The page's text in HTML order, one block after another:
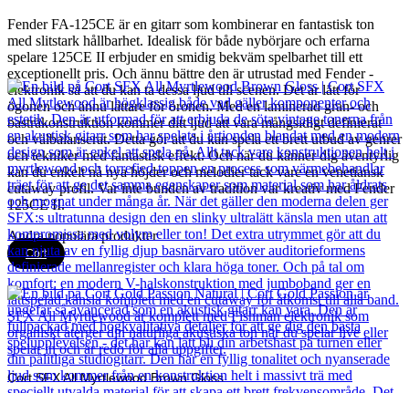
Fender FA-125CE är en gitarr som kombinerar en fantastisk ton
med slitstark hållbarhet. Idealisk för både nybörjare och erfarna
spelare 125CE II erbjuder en smidig bekväm spelbarhet till ett
exceptionellt pris. Och ännu bättre den är utrustad med Fender -
elektronik så att du kan ta dessa ljud till scenen. Det är lätt för
ögonen och ännu lättare för öronen. Med en laminerad gran- och
basträkonstruktion kommer ditt ljud att vara mångsidigt definierat
och välbalanserat. Detta gör att du kan spela ett brett utbud av genrer
och tekniker med fantastisk effekt. Och när du känner dig äventyrlig
kan du enkelt nå nya höjder och melodier tack vare en venetiansk
cutaway profil. Var inte bunden av tradition var kreativ med Fender
125CE II.
Andra populära produkter
Cort
Cort SFX All Myrtlewood Brown Gloss